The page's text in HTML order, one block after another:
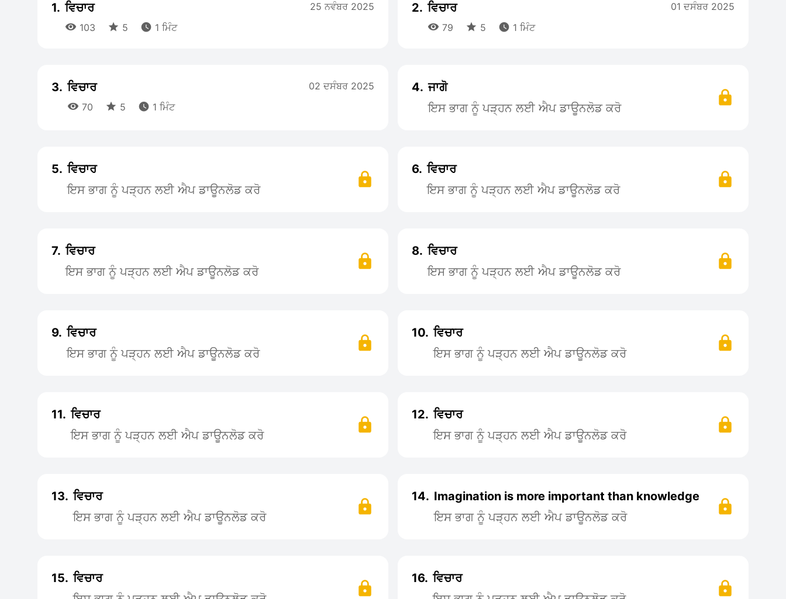
1. ਵਿਚਾਰ
 103  5  1 ਮਿੰਟ
25 ਨਵੰਬਰ 2025 2. ਵਿਚਾਰ
 79  5  1 ਮਿੰਟ
01 ਦਸੰਬਰ 2025
3. ਵਿਚਾਰ
 70  5  1 ਮਿੰਟ
02 ਦਸੰਬਰ 2025 4. ਜਾਗੋ
ਇਸ ਭਾਗ ਨੂੰ ਪੜ੍ਹਨ ਲਈ ਐਪ ਡਾਊਨਲੋਡ ਕਰੋ
5. ਵਿਚਾਰ
ਇਸ ਭਾਗ ਨੂੰ ਪੜ੍ਹਨ ਲਈ ਐਪ ਡਾਊਨਲੋਡ ਕਰੋ
6. ਵਿਚਾਰ
ਇਸ ਭਾਗ ਨੂੰ ਪੜ੍ਹਨ ਲਈ ਐਪ ਡਾਊਨਲੋਡ ਕਰੋ
7. ਵਿਚਾਰ
ਇਸ ਭਾਗ ਨੂੰ ਪੜ੍ਹਨ ਲਈ ਐਪ ਡਾਊਨਲੋਡ ਕਰੋ
8. ਵਿਚਾਰ
ਇਸ ਭਾਗ ਨੂੰ ਪੜ੍ਹਨ ਲਈ ਐਪ ਡਾਊਨਲੋਡ ਕਰੋ
9. ਵਿਚਾਰ
ਇਸ ਭਾਗ ਨੂੰ ਪੜ੍ਹਨ ਲਈ ਐਪ ਡਾਊਨਲੋਡ ਕਰੋ
10. ਵਿਚਾਰ
ਇਸ ਭਾਗ ਨੂੰ ਪੜ੍ਹਨ ਲਈ ਐਪ ਡਾਊਨਲੋਡ ਕਰੋ
11. ਵਿਚਾਰ
ਇਸ ਭਾਗ ਨੂੰ ਪੜ੍ਹਨ ਲਈ ਐਪ ਡਾਊਨਲੋਡ ਕਰੋ
12. ਵਿਚਾਰ
ਇਸ ਭਾਗ ਨੂੰ ਪੜ੍ਹਨ ਲਈ ਐਪ ਡਾਊਨਲੋਡ ਕਰੋ
13. ਵਿਚਾਰ
ਇਸ ਭਾਗ ਨੂੰ ਪੜ੍ਹਨ ਲਈ ਐਪ ਡਾਊਨਲੋਡ ਕਰੋ
14. Imagination is more important than knowledge
ਇਸ ਭਾਗ ਨੂੰ ਪੜ੍ਹਨ ਲਈ ਐਪ ਡਾਊਨਲੋਡ ਕਰੋ
15. ਵਿਚਾਰ
16. ਵਿਚਾਰ